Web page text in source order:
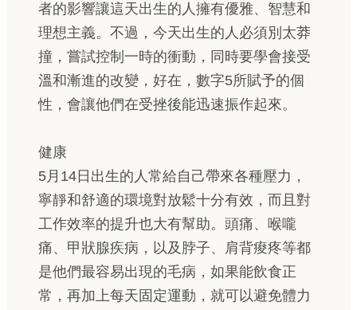
者的影響讓這天出生的人擁有優雅、智慧和
理想主義。不過，今天出生的人必須別太莽
撞，嘗試控制一時的衝動，同時要學會接受
溫和漸進的改變，好在，數字5所賦予的個
性，會讓他們在受挫後能迅速振作起來。
健康
5月14日出生的人常給自己帶來各種壓力，
寧靜和舒適的環境對放鬆十分有效，而且對
工作效率的提升也大有幫助。頭痛、喉嚨
痛、甲狀腺疾病，以及脖子、肩背痠疼等都
是他們最容易出現的毛病，如果能飲食正
常，再加上每天固定運動，就可以避免體力